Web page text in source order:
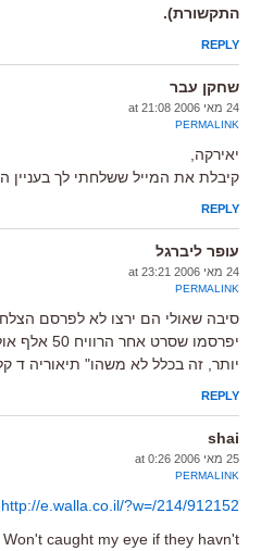
התקשורת).
REPLY
שחקן עבר
24 מאי 2006 at 21:08
PERMALINK
יאירקה,
קיבלת את המייל ששלחתי לך בעניין
REPLY
עופר ליברגל
24 מאי 2006 at 23:21
PERMALINK
סיבה שאולי הם ירצו לא לפרסם
יפרסמו שסרט
יותר, זה בכלל לא משהו" תיאוריה ד
REPLY
shai
25 מאי 2006 at 0:26
PERMALINK
http://e.walla.co.il/?w=/214/912152
caught my eye if they havn't